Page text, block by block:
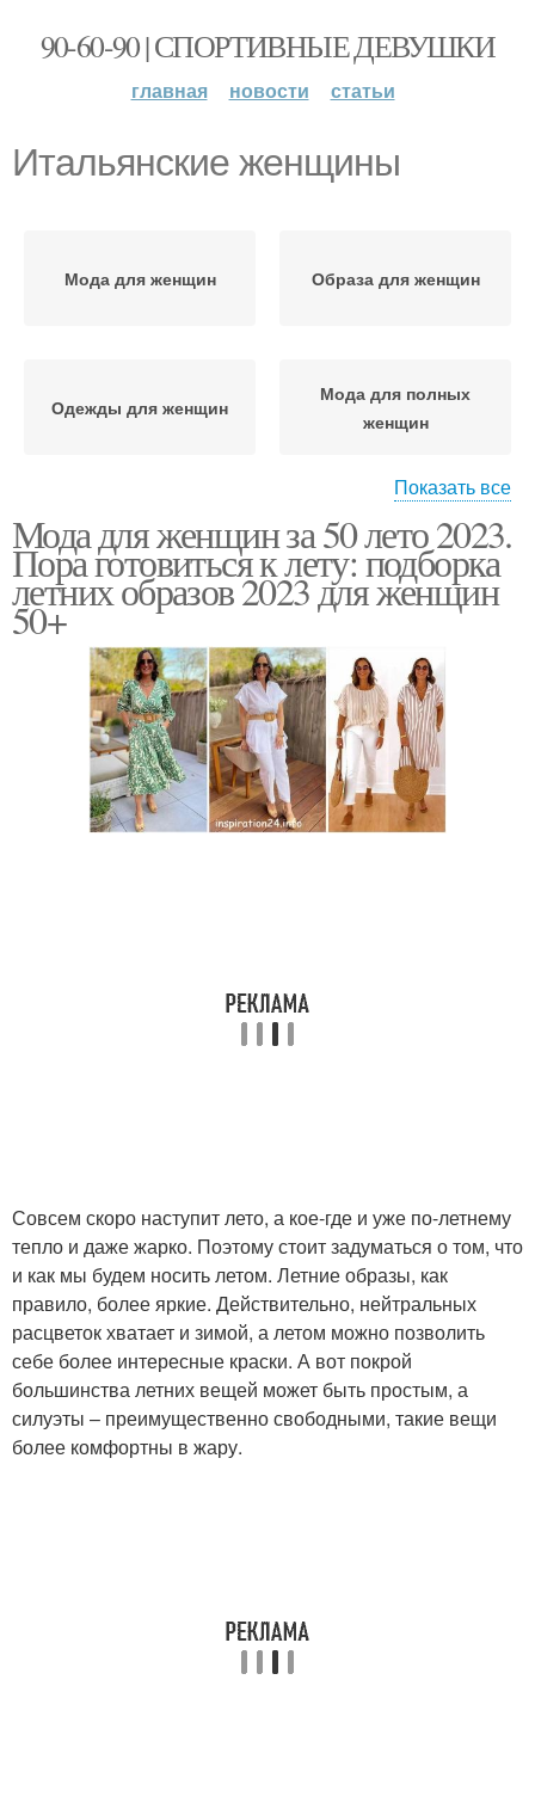
90-60-90 | СПОРТИВНЫЕ ДЕВУШКИ
главная новости статьи
Итальянские женщины
Мода для женщин Образа для женщин
Одежды для женщин
Мода для полных
женщин
Платья для женщины Итальянская мода
Показать все
Мода для женщин за 50 лето 2023.
Пора готовиться к лету: подборка
летних образов 2023 для женщин
50+
Совсем скоро наступит лето, а кое-где и уже по-летнему
тепло и даже жарко. Поэтому стоит задуматься о том, что
и как мы будем носить летом. Летние образы, как
правило, более яркие. Действительно, нейтральных
расцветок хватает и зимой, а летом можно позволить
себе более интересные краски. А вот покрой
большинства летних вещей может быть простым, а
силуэты – преимущественно свободными, такие вещи
более комфортны в жару.